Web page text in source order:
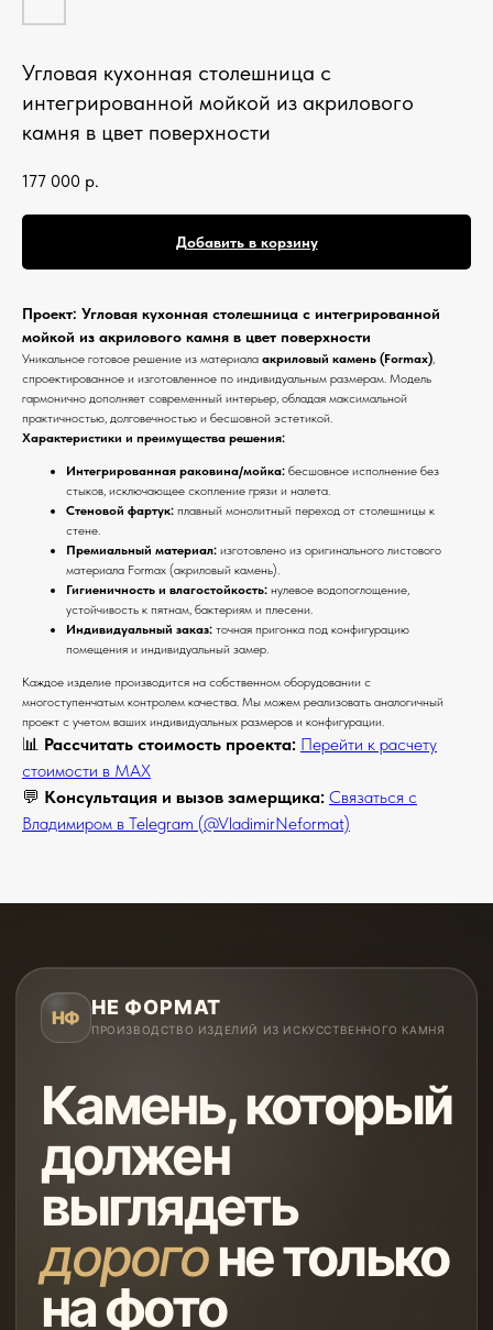
Столешницы для барбекю
Кухонная техника
Подбор под столешницу
Разделочные доски
Угловая кухонная столешница с
интегрированной мойкой из акрилового
камня в цвет поверхности
177 000 р.
Добавить в корзину
Проект: Угловая кухонная столешница с интегрированной
мойкой из акрилового камня в цвет поверхности
Уникальное готовое решение из материала акриловый камень (Formax),
спроектированное и изготовленное по индивидуальным размерам. Модель
гармонично дополняет современный интерьер, обладая максимальной
практичностью, долговечностью и бесшовной эстетикой.
Характеристики и преимущества решения:
Интегрированная раковина/мойка: бесшовное исполнение без
стыков, исключающее скопление грязи и налета.
Стеновой фартук: плавный монолитный переход от столешницы к
стене.
Премиальный материал: изготовлено из оригинального листового
материала Formax (акриловый камень).
Гигиеничность и влагостойкость: нулевое водопоглощение,
устойчивость к пятнам, бактериям и плесени.
Индивидуальный заказ: точная пригонка под конфигурацию
помещения и индивидуальный замер.
Каждое изделие производится на собственном оборудовании с
многоступенчатым контролем качества. Мы можем реализовать аналогичный
проект с учетом ваших индивидуальных размеров и конфигурации.
📊 Рассчитать стоимость проекта: Перейти к расчету
стоимости в MAX
💬 Консультация и вызов замерщика: Связаться с
Владимиром в Telegram (@VladimirNeformat)
НФ НЕ ФОРМАТ
ПРОИЗВОДСТВО ИЗДЕЛИЙ ИЗ ИСКУССТВЕННОГО КАМНЯ
Камень, который
должен
выглядеть
дорогоне только
на фото